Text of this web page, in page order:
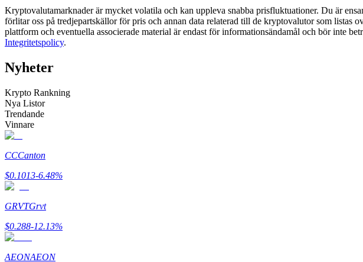
Kopiera Trading
Gå med de bästa handlarna
Kryptovalutamarknader är mycket volatila och kan uppleva snabba prisfluktuationer. Du är
förlitar oss på tredjepartskällor för pris och annan data relaterad till de kryptovalutor som
plattform och eventuella associerade material är endast för informationsändamål och bör inte
Integritetspolicy.
Nyheter
Krypto Rankning
Nya Listor
Trendande
Vinnare
CCCanton
$0.1013-6.48%
GRVTGrvt
$0.288-12.13%
AEONAEON